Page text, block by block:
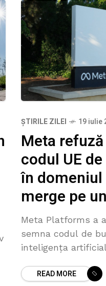
ȘTIRILE ZILEI 19 iulie
Meta
codul UE
în domeniul
merge pe
Meta Platforms a
semna codul de
inteligența
Bruxellesului ca
READ MORE